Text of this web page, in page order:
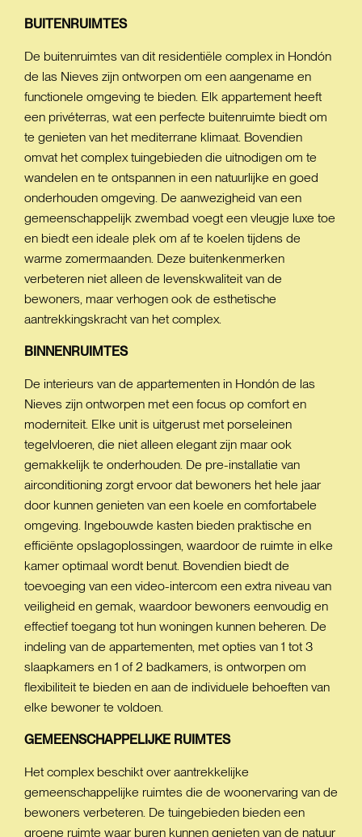
BUITENRUIMTES
De buitenruimtes van dit residentiële complex in Hondón
de las Nieves zijn ontworpen om een aangename en
functionele omgeving te bieden. Elk appartement heeft
een privéterras, wat een perfecte buitenruimte biedt om
te genieten van het mediterrane klimaat. Bovendien
omvat het complex tuingebieden die uitnodigen om te
wandelen en te ontspannen in een natuurlijke en goed
onderhouden omgeving. De aanwezigheid van een
gemeenschappelijk zwembad voegt een vleugje luxe toe
en biedt een ideale plek om af te koelen tijdens de
warme zomermaanden. Deze buitenkenmerken
verbeteren niet alleen de levenskwaliteit van de
bewoners, maar verhogen ook de esthetische
aantrekkingskracht van het complex.
BINNENRUIMTES
De interieurs van de appartementen in Hondón de las
Nieves zijn ontworpen met een focus op comfort en
moderniteit. Elke unit is uitgerust met porseleinen
tegelvloeren, die niet alleen elegant zijn maar ook
gemakkelijk te onderhouden. De pre-installatie van
airconditioning zorgt ervoor dat bewoners het hele jaar
door kunnen genieten van een koele en comfortabele
omgeving. Ingebouwde kasten bieden praktische en
efficiënte opslagoplossingen, waardoor de ruimte in elke
kamer optimaal wordt benut. Bovendien biedt de
toevoeging van een video-intercom een extra niveau van
veiligheid en gemak, waardoor bewoners eenvoudig en
effectief toegang tot hun woningen kunnen beheren. De
indeling van de appartementen, met opties van 1 tot 3
slaapkamers en 1 of 2 badkamers, is ontworpen om
flexibiliteit te bieden en aan de individuele behoeften van
elke bewoner te voldoen.
GEMEENSCHAPPELIJKE RUIMTES
Het complex beschikt over aantrekkelijke
gemeenschappelijke ruimtes die de woonervaring van de
bewoners verbeteren. De tuingebieden bieden een
groene ruimte waar buren kunnen genieten van de natuur